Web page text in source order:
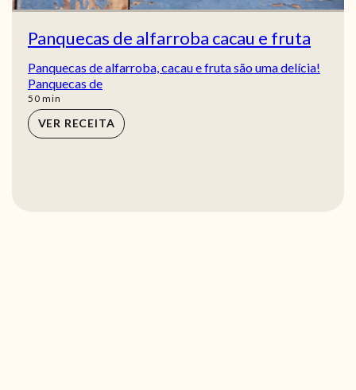
Panquecas de alfarroba cacau e fruta
Panquecas de alfarroba, cacau e fruta são uma delícia!
Panquecas de
50min
min
VER RECEITA